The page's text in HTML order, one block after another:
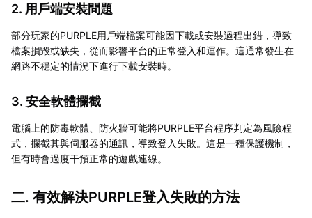
2. 用戶端安裝問題
部分玩家的PURPLE用戶端檔案可能因下載或安裝過程出錯，導致
檔案損毀或缺失，從而影響平台的正常登入和運作。這通常發生在
網路不穩定的情況下進行下載安裝時。
3. 安全軟體攔截
電腦上的防毒軟體、防火牆可能將PURPLE平台程序判定為風險程
式，攔截其與伺服器的通訊，導致登入失敗。這是一種保護機制，
但有時會過度干預正常的遊戲連線。
二. 有效解決PURPLE登入失敗的方法